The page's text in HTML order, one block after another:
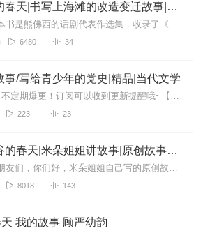
上海滩的春天|书写上海滩的改造变迁故事|红色经典
作品简介本书是熊佛西的话剧代表作选集，收录了《上海滩的春天》《过渡》《青春的悲哀》等剧本。《上海滩的春天》讲述了民族资本家王子明，在解放前夕犹豫是否要离开上海...
6480 34
事/写给青少年的党史|精品|当代文学
日更5集，不定期爆更！订阅可以收到更新提醒哦~【内容简介】在历史的长河中，中国共产党以马克思列宁主义为指引，与人民并肩作战，书写了波澜壮阔的历史篇章。从烽火...
223 23
小兔山谷的春天|米朵姐姐讲故事|原创故事集|免费
亲爱的小朋友们，你们好，米朵姐姐自己写的原创故事终于开播了，目前为止虽然只有短短20万字，但她写了很久很久，希望将来她能写更多的好故事给你们这个故事主要讲了发生...
8018 143
我的故事 顾严幼韵